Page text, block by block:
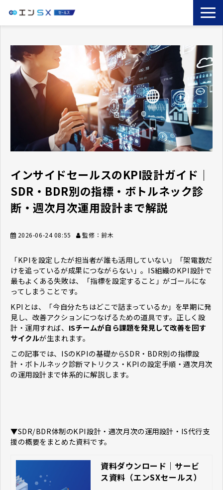
エンSXとは
サービス一覧
導入事例
お役立ちブログ
セミナー
コラム
インサイドセールスのKPI設計ガイド｜
SDR・BDR別の指標・ボトルネック診
断・週次月次運用設計まで解説
2026-06-24 08:55 監修：鈴木
「KPIを設定したが担当者が誰も活用していない」「架電数だ
けを追っているが成果につながらない」。IS組織のKPI設計で
最もよくある失敗は、「指標を設定すること」がゴールにな
ってしまうことです。
KPIとは、「今自分たちはどこで詰まっているか」を早期に発
見し、改善アクションにつなげるための道具です。正しく設
計・運用すれば、 ISチームが自ら課題を発見して改善を回す
サイクルが生まれます。
この記事では、ISのKPIの基礎からSDR・BDR別の指標設
計・ボトルネック診断マトリクス・KPIの設定手順・週次月次
の運用設計まで体系的に解説します。
▼SDR/BDR体制のKPI設計・週次月次の運用設計・IS代行支
援の概要をまとめた資料です。
資料ダウンロード｜サービ
ス資料（エンSXセールス）